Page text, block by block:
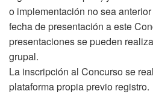
o implementación no sea
fecha de presentación a este
presentaciones se pueden
grupal.
La inscripción al Concurso se
plataforma propia previo registro.